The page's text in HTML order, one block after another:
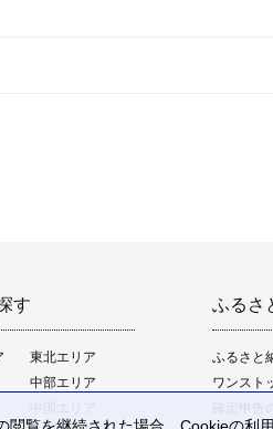
す
東北エリア
中部エリア
ふるさ
ふるさと
ワンスト
覧を継続された場合、Cookieの利